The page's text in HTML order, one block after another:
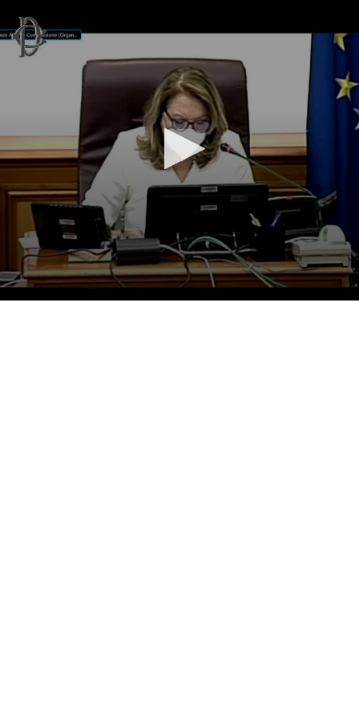
WebTV Camera dei Deputati
Contenuto
Fine contenuto
Vai al contenuto principale Vai al menu di navigazione